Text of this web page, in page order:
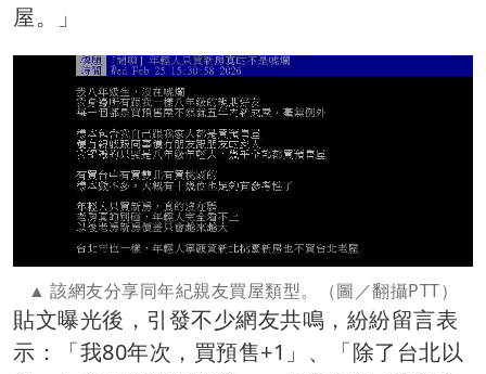
屋。」
該網友分享同年紀親友買屋類型。（圖／翻攝PTT）
貼文曝光後，引發不少網友共鳴，紛紛留言表
示：「我80年次，買預售+1」、「除了台北以